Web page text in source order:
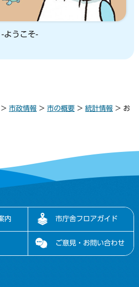
ようこそ-
> 市政情報 > 市の概要 > 統計情報 > お
内 市庁舎フロアガイド
ご意見・お問い合わせ